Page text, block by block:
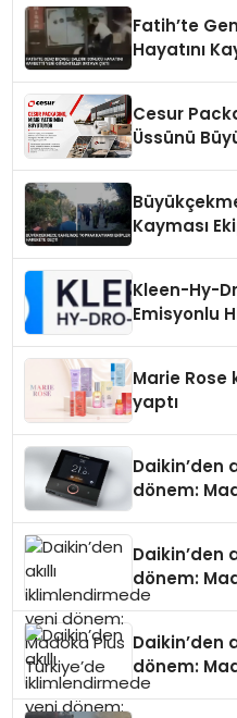
Fatih’te
Hayatını
Cesur
Üssünü
Kayması
Kleen-Hy-
Emisyonlu
Marie
yaptı
Daikin’den
dönem:
Daikin’den
dönem:
Daikin’den
dönem: